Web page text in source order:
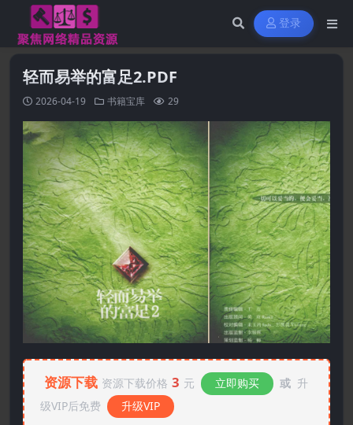
登录
轻而易举的富足2.PDF
2026-04-19 书籍宝库 29
资源下载 资源下载价格 3 元 立即购买 或 升
级VIP后免费
升级VIP